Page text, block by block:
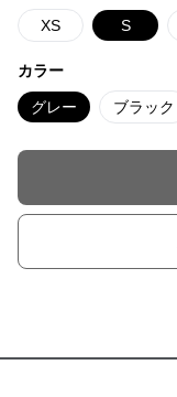
XS S
カラー
グレー ブラック